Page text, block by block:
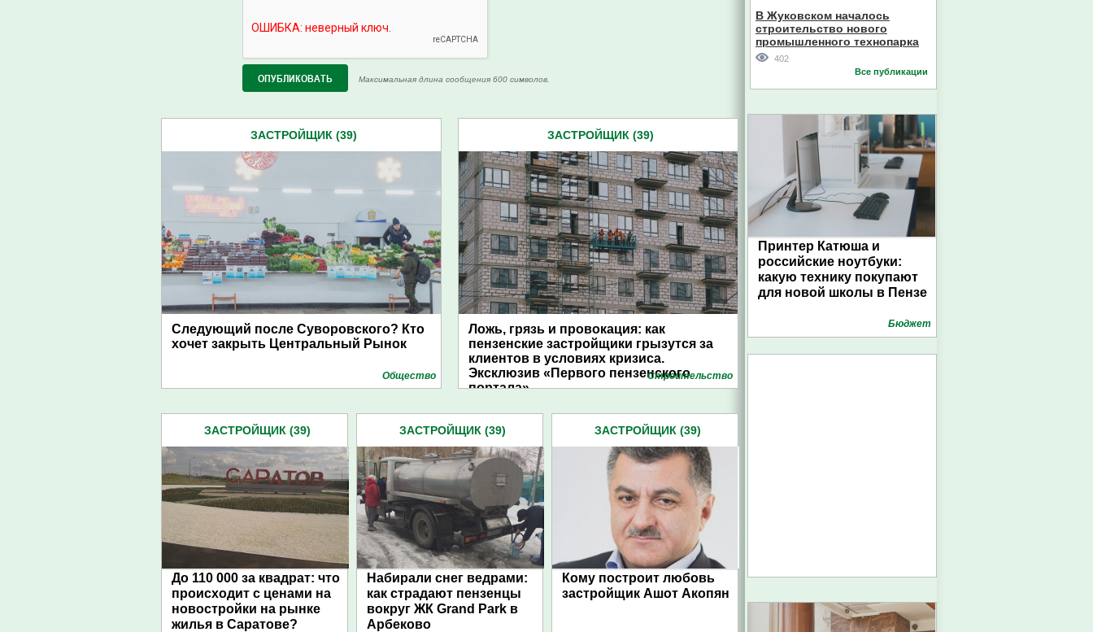
Максимальная длина сообщения 600 символов.
ЗАСТРОЙЩИК (39)
Следующий после Суворовского? Кто
хочет закрыть Центральный Рынок
Общество
ЗАСТРОЙЩИК (39)
Ложь, грязь и провокация: как
пензенские застройщики грызутся за
клиентов в условиях кризиса.
Эксклюзив «Первого пензенского
портала»
Строительство
ЗАСТРОЙЩИК (39)
До 110 000 за квадрат: что
происходит с ценами на
новостройки на рынке
жилья в Саратове?
ЗАСТРОЙЩИК (39)
Набирали снег ведрами:
как страдают пензенцы
вокруг ЖК Grand Park в
Арбеково
ЗАСТРОЙЩИК (39)
Кому построит любовь
застройщик Ашот Акопян
В Жуковском началось
строительство нового
промышленного технопарка
402
Все публикации
Принтер Катюша и
российские ноутбуки:
какую технику покупают
для новой школы в Пензе
Бюджет